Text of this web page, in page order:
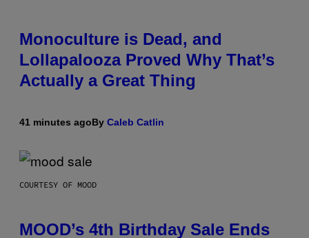
Monoculture is Dead, and
Lollapalooza Proved Why That’s
Actually a Great Thing
41 minutes agoBy Caleb Catlin
COURTESY OF MOOD
MOOD’s 4th Birthday Sale Ends